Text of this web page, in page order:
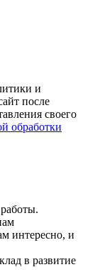
и
после
своего
обработки
интересно, и
в развитие